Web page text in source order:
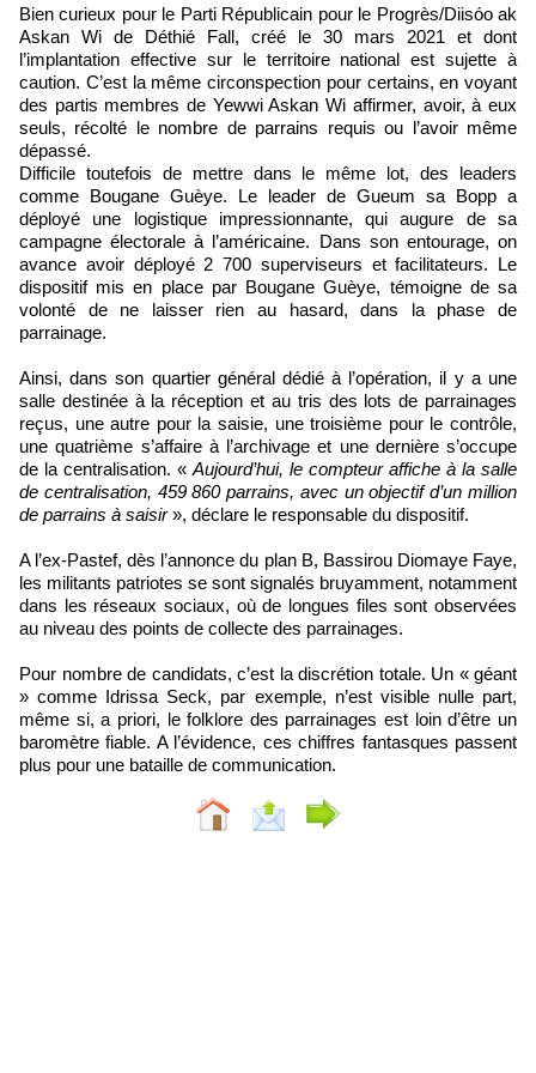
Bien curieux pour le Parti Républicain pour le Progrès/Diisóo ak
Askan Wi de Déthié Fall, créé le 30 mars 2021 et dont
l’implantation effective sur le territoire national est sujette à
caution. C’est la même circonspection pour certains, en voyant
des partis membres de Yewwi Askan Wi affirmer, avoir, à eux
seuls, récolté le nombre de parrains requis ou l’avoir même
dépassé.
Difficile toutefois de mettre dans le même lot, des leaders
comme Bougane Guèye. Le leader de Gueum sa Bopp a
déployé une logistique impressionnante, qui augure de sa
campagne électorale à l’américaine. Dans son entourage, on
avance avoir déployé 2 700 superviseurs et facilitateurs. Le
dispositif mis en place par Bougane Guèye, témoigne de sa
volonté de ne laisser rien au hasard, dans la phase de
parrainage.
Ainsi, dans son quartier général dédié à l’opération, il y a une
salle destinée à la réception et au tris des lots de parrainages
reçus, une autre pour la saisie, une troisième pour le contrôle,
une quatrième s’affaire à l’archivage et une dernière s’occupe
de la centralisation. « Aujourd’hui, le compteur affiche à la salle
de centralisation, 459 860 parrains, avec un objectif d’un million
de parrains à saisir», déclare le responsable du dispositif.
A l’ex-Pastef, dès l’annonce du plan B, Bassirou Diomaye Faye,
les militants patriotes se sont signalés bruyamment, notamment
dans les réseaux sociaux, où de longues files sont observées
au niveau des points de collecte des parrainages.
Pour nombre de candidats, c’est la discrétion totale. Un « géant
» comme Idrissa Seck, par exemple, n’est visible nulle part,
même si, a priori, le folklore des parrainages est loin d’être un
baromètre fiable. A l’évidence, ces chiffres fantasques passent
plus pour une bataille de communication.